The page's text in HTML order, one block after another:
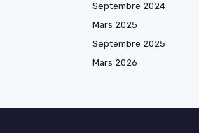
Septembre 2024
Mars 2025
Septembre 2025
Mars 2026